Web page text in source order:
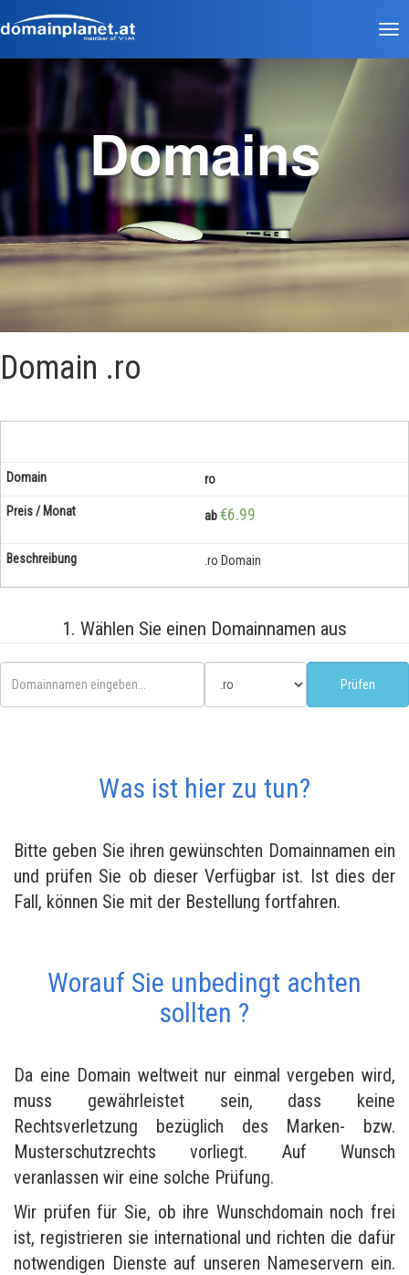
Domains
Domain .ro
ro
ab€6.99
.ro Domain
1. Wählen Sie einen Domainnamen aus
Was ist hier zu tun?
Bitte geben Sie ihren gewünschten Domainnamen ein
und prüfen Sie ob dieser Verfügbar ist. Ist dies der
Fall, können Sie mit der Bestellung fortfahren.
Worauf Sie unbedingt achten
sollten ?
Da eine Domain weltweit nur einmal vergeben wird,
muss gewährleistet sein, dass keine
Rechtsverletzung bezüglich des Marken- bzw.
Musterschutzrechts vorliegt. Auf Wunsch
veranlassen wir eine solche Prüfung.
Wir prüfen für Sie, ob ihre Wunschdomain noch frei
ist, registrieren sie international und richten die dafür
notwendigen Dienste auf unseren Nameservern ein.